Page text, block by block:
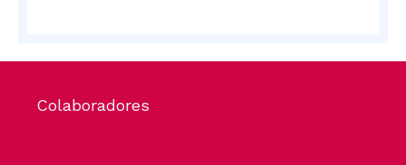
Colaboradores